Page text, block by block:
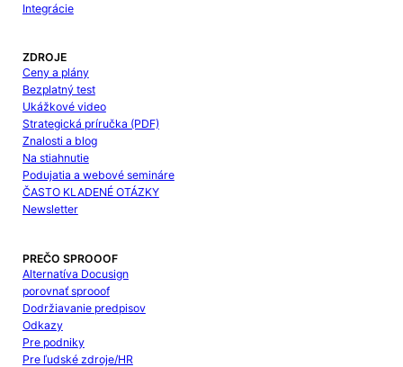
Integrácie
ZDROJE
Ceny a plány
Bezplatný test
Ukážkové video
Strategická príručka (PDF)
Znalosti a blog
Na stiahnutie
Podujatia a webové semináre
ČASTO KLADENÉ OTÁZKY
Newsletter
PREČO SPROOOF
Alternatíva Docusign
porovnať sprooof
Dodržiavanie predpisov
Odkazy
Pre podniky
Pre ľudské zdroje/HR